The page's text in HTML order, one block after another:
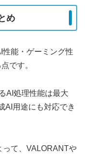
め
性能・ゲーミング性
です。
AI処理性能は最大
AI用途にも対応でき
って、VALORANTや